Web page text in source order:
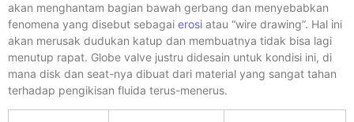
akan menghantam bagian bawah gerbang dan menyebabkan
fenomena yang disebut sebagai erosi atau “wire drawing”. Hal ini
akan merusak dudukan katup dan membuatnya tidak bisa lagi
menutup rapat. Globe valve justru didesain untuk kondisi ini, di
mana disk dan seat-nya dibuat dari material yang sangat tahan
terhadap pengikisan fluida terus-menerus.